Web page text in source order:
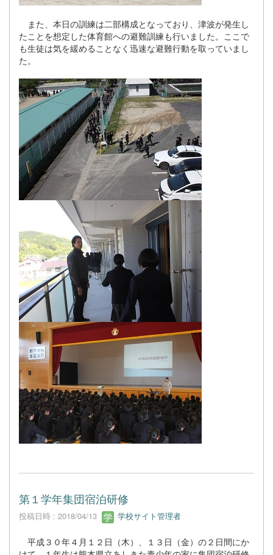
また、本日の訓練は二部構成となっており、津波が発生し
たことを想定した体育館への避難訓練も行いました。ここで
も生徒は気を緩めることなく迅速な避難行動を取っていまし
た。
第１学年集団宿泊研修
投稿日時 : 2018/04/13 学校サイト管理者
平成３０年４月１２日（木）、１３日（金）の２日間にか